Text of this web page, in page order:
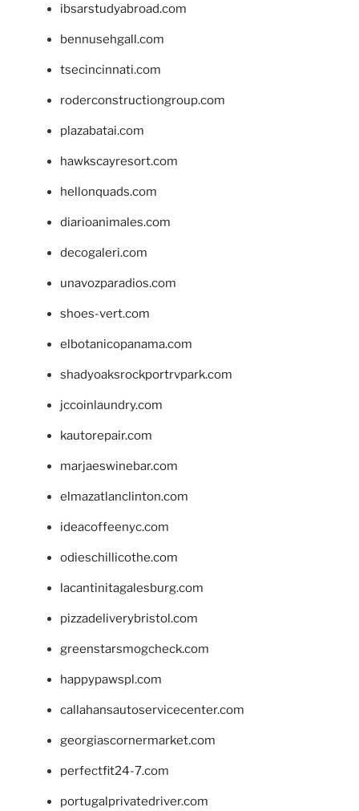
ibsarstudyabroad.com
bennusehgall.com
tsecincinnati.com
roderconstructiongroup.com
plazabatai.com
hawkscayresort.com
hellonquads.com
diarioanimales.com
decogaleri.com
unavozparadios.com
shoes-vert.com
elbotanicopanama.com
shadyoaksrockportrvpark.com
jccoinlaundry.com
kautorepair.com
marjaeswinebar.com
elmazatlanclinton.com
ideacoffeenyc.com
odieschillicothe.com
lacantinitagalesburg.com
pizzadeliverybristol.com
greenstarsmogcheck.com
happypawspl.com
callahansautoservicecenter.com
georgiascornermarket.com
perfectfit24-7.com
portugalprivatedriver.com